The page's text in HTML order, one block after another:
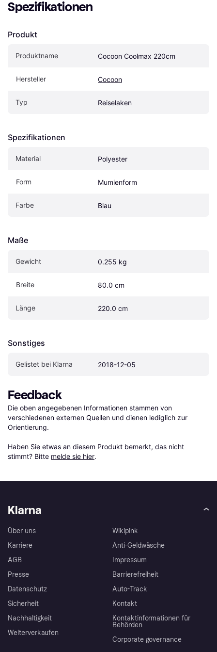
Spezifikationen
Produkt
Produktname Cocoon Coolmax 220cm
Hersteller Cocoon
Typ Reiselaken
Spezifikationen
Material Polyester
Form Mumienform
Farbe Blau
Maße
Gewicht 0.255 kg
Breite 80.0 cm
Länge 220.0 cm
Sonstiges
Gelistet bei Klarna 2018-12-05
Feedback
Die oben angegebenen Informationen stammen von
verschiedenen externen Quellen und dienen lediglich zur
Orientierung.
Haben Sie etwas an diesem Produkt bemerkt, das nicht
stimmt? Bitte melde sie hier.
Klarna
Über uns
Karriere
AGB
Presse
Datenschutz
Sicherheit
Nachhaltigkeit
Weiterverkaufen
Wikipink
Anti-Geldwäsche
Impressum
Barrierefreiheit
Auto-Track
Kontakt
Kontaktinformationen für
Behörden
Corporate governance